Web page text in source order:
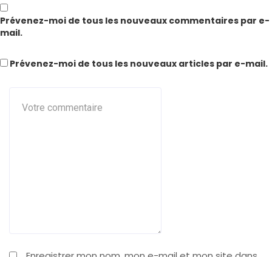
Prévenez-moi de tous les nouveaux commentaires par e-
mail.
Prévenez-moi de tous les nouveaux articles par e-mail.